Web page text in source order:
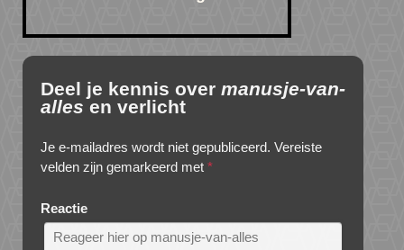
Deel je kennis over manusje-van-
alles en verlicht
Je e-mailadres wordt niet gepubliceerd. Vereiste
velden zijn gemarkeerd met *
Reactie